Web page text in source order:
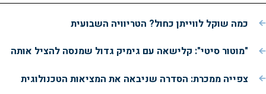
כמה שוקל לווייתן כחול? הטריוויה השבועית
"מוטור סיטי": קלישאה עם גימיק גדול שמנסה להציל אותה
צפייה ממכרת: הסדרה שניבאה את המציאות הטכנולוגית